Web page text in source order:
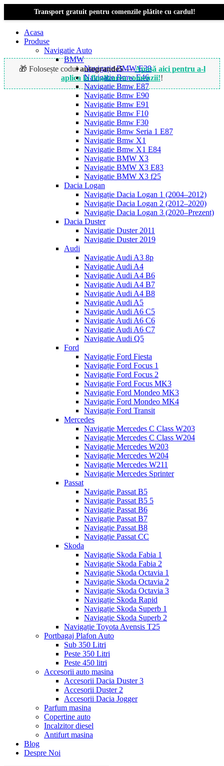
Transport gratuit pentru comenzile plătite cu cardul!
Acasa
Produse
Navigatie Auto
BMW
Navigație BMW E39
Navigatie Bmw E46
Navigatie Bmw E87
Navigatie Bmw E90
Navigatie Bmw E91
Navigatie Bmw F10
Navigatie Bmw F30
Navigatie Bmw Seria 1 E87
Navigatie Bmw X1
Navigatie Bmw X1 E84
Navigatie BMW X3
Navigatie BMW X3 E83
Navigatie BMW X3 f25
Dacia Logan
Navigație Dacia Logan 1 (2004–2012)
Navigație Dacia Logan 2 (2012–2020)
Navigație Dacia Logan 3 (2020–Prezent)
Dacia Duster
Navigatie Duster 2011
Navigatie Duster 2019
Audi
Navigatie Audi A3 8p
Navigatie Audi A4
Navigatie Audi A4 B6
Navigatie Audi A4 B7
Navigatie Audi A4 B8
Navigatie Audi A5
Navigatie Audi A6 C5
Navigatie Audi A6 C6
Navigatie Audi A6 C7
Navigatie Audi Q5
Ford
Navigație Ford Fiesta
Navigație Ford Focus 1
Navigație Ford Focus 2
Navigație Ford Focus MK3
Navigație Ford Mondeo MK3
Navigație Ford Mondeo MK4
Navigație Ford Transit
Mercedes
Navigație Mercedes C Class W203
Navigație Mercedes C Class W204
Navigație Mercedes W203
Navigație Mercedes W204
Navigație Mercedes W211
Navigație Mercedes Sprinter
Passat
Navigație Passat B5
Navigație Passat B5 5
Navigație Passat B6
Navigație Passat B7
Navigație Passat B8
Navigație Passat CC
Skoda
Navigație Skoda Fabia 1
Navigație Skoda Fabia 2
Navigație Skoda Octavia 1
Navigație Skoda Octavia 2
Navigație Skoda Octavia 3
Navigație Skoda Rapid
Navigație Skoda Superb 1
Navigație Skoda Superb 2
Navigație Toyota Avensis T25
Portbagaj Plafon Auto
Sub 350 Litri
Peste 350 Litri
Peste 450 litri
Accesorii auto masina
Accesorii Dacia Duster 3
Accesorii Duster 2
Accesorii Dacia Jogger
Parfum masina
Copertine auto
Incalzitor diesel
Antifurt masina
Blog
Despre Noi
🎁 Folosește codulautogrande5—Apasă aici pentru a-l
aplica la finalizarea comenzii!!